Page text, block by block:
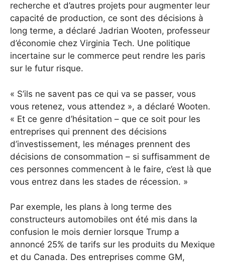
recherche et d’autres projets pour augmenter leur
capacité de production, ce sont des décisions à
long terme, a déclaré Jadrian Wooten, professeur
d’économie chez Virginia Tech. Une politique
incertaine sur le commerce peut rendre les paris
sur le futur risque.
« S’ils ne savent pas ce qui va se passer, vous
vous retenez, vous attendez », a déclaré Wooten.
« Et ce genre d’hésitation – que ce soit pour les
entreprises qui prennent des décisions
d’investissement, les ménages prennent des
décisions de consommation – si suffisamment de
ces personnes commencent à le faire, c’est là que
vous entrez dans les stades de récession. »
Par exemple, les plans à long terme des
constructeurs automobiles ont été mis dans la
confusion le mois dernier lorsque Trump a
annoncé 25% de tarifs sur les produits du Mexique
et du Canada. Des entreprises comme GM,